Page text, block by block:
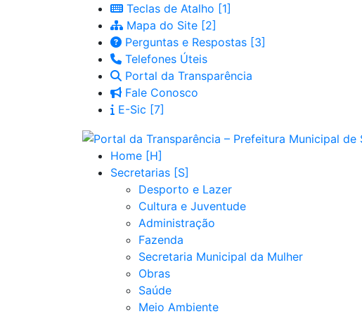
Teclas de Atalho
Mapa do Site
Perguntas e Respostas
Telefones Úteis
Portal da Transparência
Fale Conosco
E-Sic
Home
Secretarias
Desporto e Lazer
Cultura e Juventude
Administração
Fazenda
Secretaria Municipal da Mulher
Obras
Saúde
Meio Ambiente